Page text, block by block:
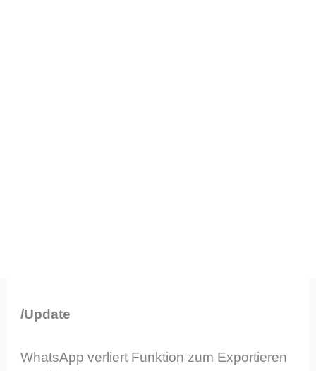
/Update
WhatsApp verliert Funktion zum Exportieren